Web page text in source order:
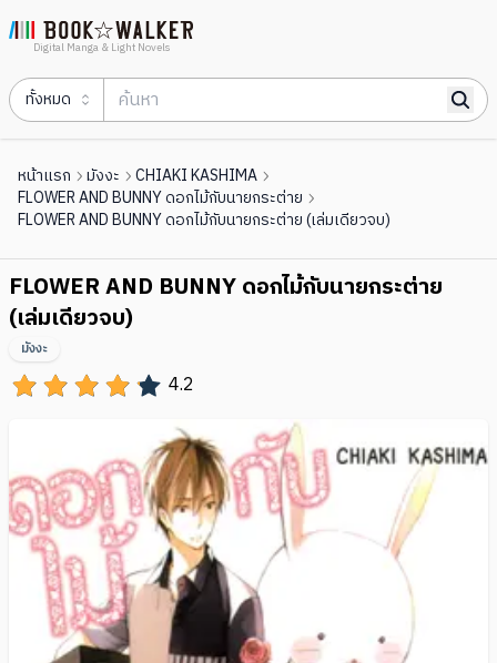
Digital Manga & Light Novels
ทั้งหมด
หน้าแรก มังงะ
CHIAKI KASHIMA
FLOWER AND BUNNY ดอกไม้กับนายกระต่าย
FLOWER AND BUNNY ดอกไม้กับนายกระต่าย (เล่มเดียวจบ)
FLOWER AND BUNNY ดอกไม้กับนายกระต่าย
(เล่มเดียวจบ)
4.2
มังงะ